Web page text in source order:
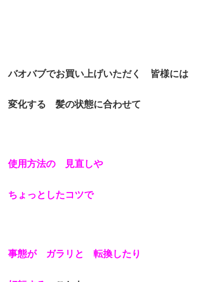
バオバブでお買い上げいただく 皆様には
変化する 髪の状態に合わせて
使用方法の 見直しや
ちょっとしたコツで
事態が ガラリと 転換したり